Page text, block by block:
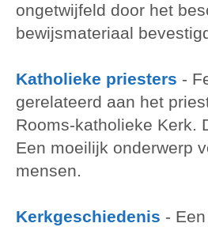
ongetwijfeld door het
bewijsmateriaal
Katholieke priesters -
gerelateerd aan het
Rooms-katholieke Kerk.
Een moeilijk onderwerp
mensen.
Kerkgeschiedenis -